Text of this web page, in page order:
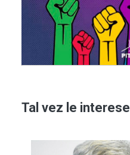
Tal vez le interese